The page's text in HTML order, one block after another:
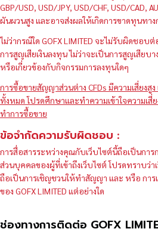
GBP/USD, USD/JPY, USD/CHF, USD/CAD,
ผันผวนสูง และอาจส่งผลให้เกิดการขาดทุนทา
ไม่ว่ากรณีใด GOFX LIMITED จะไม่รับผิดชอ
การสูญเสียเงินลงทุน ไม่ว่าจะเป็นการสูญเสียบ
หรือเกี่ยวข้องกับกิจกรรมการลงทุนใดๆ
การซื้อขายสัญญาส่วนต่าง CFDs มีความเสี่ยงสู
ทั้งหมด โปรดศึกษาและทำความเข้าใจความเสี่
ทำการซื้อขาย
ข้อจำกัดความรับผิดชอบ :
การสื่อสารระหว่างคุณกับเว็บไซต์นี้ถือเป็นการ
ส่วนบุคคลของผู้ที่เข้าถึงเว็บไซต์ โปรดทราบว่
ถือเป็นการเชิญชวนให้ทำสัญญา และ หรือ กา
ของ GOFX LIMITED แต่อย่างใด
ช่องทางการติดต่อ GOFX